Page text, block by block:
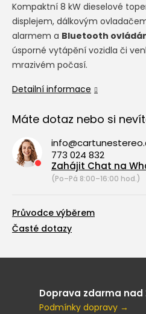
Kompaktní 8 kW dieselové
displejem, dálkovým
alarmem a Bluetooth
úsporné vytápění vozidla či
mrazivém počasí.
Detailní informace
Máte dotaz nebo si
773 024 832
Zahájit Chat na
(Po–Pá 8:00–16:00 hod.)
Průvodce výběrem
Časté dotazy
Doprava zdarma nad
Podmínky dopravy →